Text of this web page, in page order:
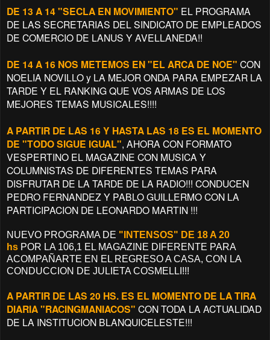
DE 13 A 14 "SECLA EN MOVIMIENTO" EL PROGRAMA
DE LAS SECRETARIAS DEL SINDICATO DE EMPLEADOS
DE COMERCIO DE LANUS Y AVELLANEDA!!
DE 14 A 16 NOS METEMOS EN "EL ARCA DE NOE" CON
NOELIA NOVILLO y LA MEJOR ONDA PARA EMPEZAR LA
TARDE Y EL RANKING QUE VOS ARMAS DE LOS
MEJORES TEMAS MUSICALES!!!!
A PARTIR DE LAS 16 Y HASTA LAS 18 ES EL MOMENTO
DE "TODO SIGUE IGUAL", AHORA CON FORMATO
VESPERTINO EL MAGAZINE CON MUSICA Y
COLUMNISTAS DE DIFERENTES TEMAS PARA
DISFRUTAR DE LA TARDE DE LA RADIO!!! CONDUCEN
PEDRO FERNANDEZ Y PABLO GUILLERMO CON LA
PARTICIPACION DE LEONARDO MARTIN !!!
NUEVO PROGRAMA DE "INTENSOS" DE 18 A 20
hs POR LA 106,1 EL MAGAZINE DIFERENTE PARA
ACOMPAÑARTE EN EL REGRESO A CASA, CON LA
CONDUCCION DE JULIETA COSMELLI!!!
A PARTIR DE LAS 20 HS. ES EL MOMENTO DE LA TIRA
DIARIA "RACINGMANIACOS" CON TODA LA ACTUALIDAD
DE LA INSTITUCION BLANQUICELESTE!!!